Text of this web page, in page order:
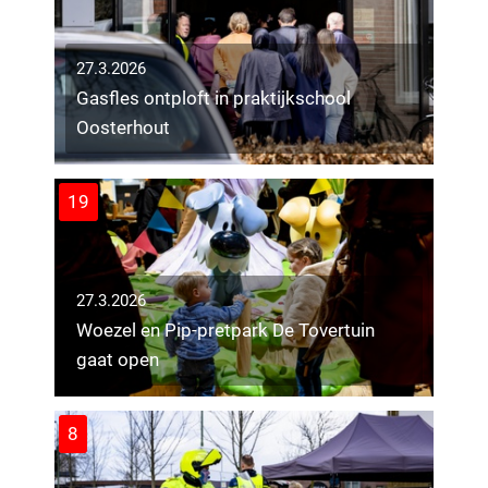
27.3.2026
Gasfles ontploft in praktijkschool
Oosterhout
19
27.3.2026
Woezel en Pip-pretpark De Tovertuin
gaat open
8